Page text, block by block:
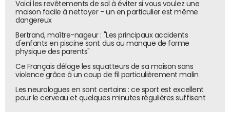
possibilité pour nous de nous servir de l'ensemble de leurs
canaux de distribution et marketing. Nous avons
également fait l'objet de communications en points de
vente ou dans les publicités télévisées de nos partenaires.
Les bundles avec notre propre offre mobile ou nos
propres ventes d'équipements se caractérisent
généralement par de très bonnes valeurs de durée de
vie, de plus de 24 mois. Avec plus de 712 000 abonnés
numériques, BILDplus possède aujourd'hui la plus grande
Voici les revêtements de sol à éviter si vous voulez une
maison facile à nettoyer - un en particulier est même
dangereux
Bertrand, maître-nageur : "Les principaux accidents
d'enfants en piscine sont dus au manque de forme
physique des parents"
Ce Français déloge les squatteurs de sa maison sans
violence grâce à un coup de fil particulièrement malin
Les neurologues en sont certains : ce sport est excellent
pour le cerveau et quelques minutes régulières suffisent